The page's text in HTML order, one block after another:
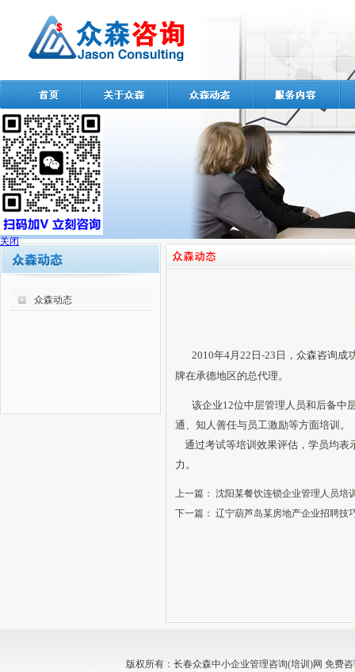
众森动态
2010年4月 22日 -23日，众森咨询成
牌在承德地区的总代理。
该企业12位中层管理人员和后备中
通、知人善任与员工激励等方面培训。
通过考试等培训效果评估，学员均表
力。
上一篇： 沈阳某餐饮连锁企业管理人员培
下一篇： 辽宁葫芦岛某房地产企业招聘技
版权所有：长春众森中小企业管理咨询(培训)网 免费咨
关闭